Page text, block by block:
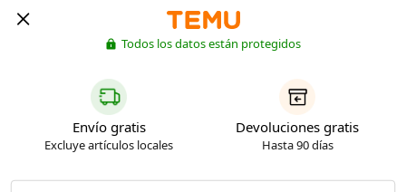
Todos los datos están protegidos
Envío gratis
Excluye artículos locales
Devoluciones gratis
Hasta 90 días